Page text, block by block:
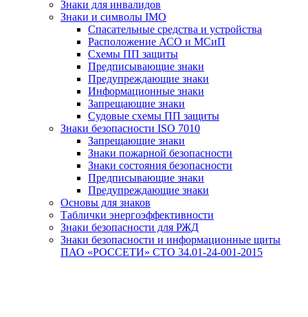
Знаки для инвалидов
Знаки и символы IMO
Спасательные средства и устройства
Расположение АСО и МСиП
Схемы ПП защиты
Предписывающие знаки
Предупреждающие знаки
Информационные знаки
Запрещающие знаки
Судовые схемы ПП защиты
Знаки безопасности ISO 7010
Запрещающие знаки
Знаки пожарной безопасности
Знаки состояния безопасности
Предписывающие знаки
Предупреждающие знаки
Основы для знаков
Таблички энергоэффективности
Знаки безопасности для РЖД
Знаки безопасности и информационные щиты
ПАО «РОССЕТИ» СТО 34.01-24-001-2015